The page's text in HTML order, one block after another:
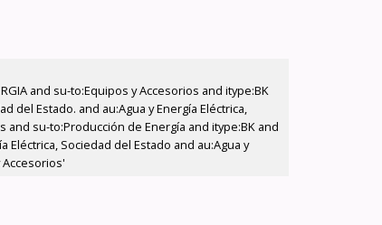
and su-to:Equipos y Accesorios and itype:BK
del Estado. and au:Agua y Energía Eléctrica,
and su-to:Producción de Energía and itype:BK and
Eléctrica, Sociedad del Estado and au:Agua y